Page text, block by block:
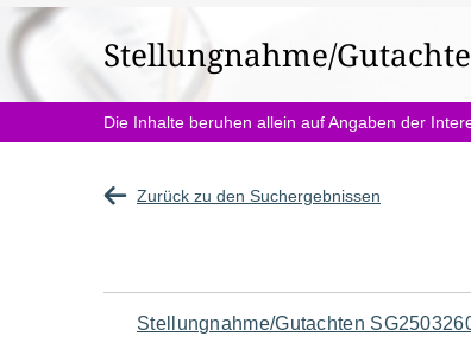
befinden
sich
hier:
Stellungnahme/
Die Inhalte beruhen allein auf Angaben der
Zurück zu den Suchergebnissen
Navigation
Stellungnahme/Gutachten